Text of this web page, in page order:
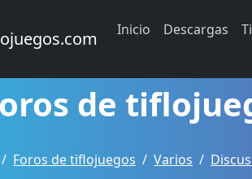
Inicio Descargas
de
Foros de tiflojuegos Varios